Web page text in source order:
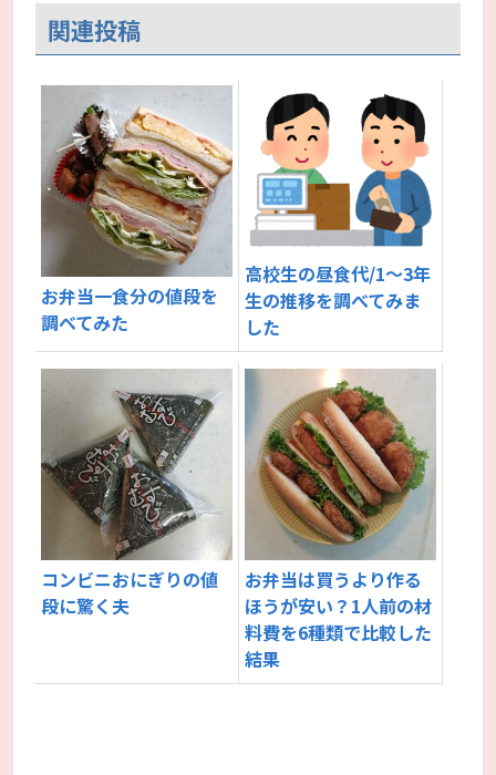
関連投稿
お弁当一食分の値段を
調べてみた
高校生の昼食代/1～3年
生の推移を調べてみま
した
コンビニおにぎりの値
段に驚く夫
お弁当は買うより作る
ほうが安い？1人前の材
料費を6種類で比較した
結果